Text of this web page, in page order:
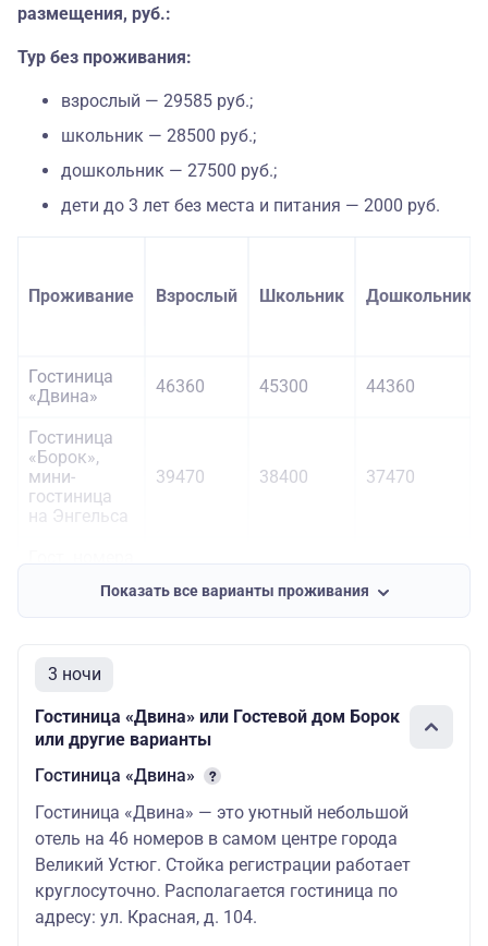
размещения, руб.:
Тур без проживания:
взрослый — 29585 руб.;
школьник — 28500 руб.;
дошкольник — 27500 руб.;
дети до 3 лет без места и питания — 2000 руб.
Проживание Взрослый Школьник Дошкольник
Гостиница
«Двина»
46360 45300 44360
Гостиница
«Борок»,
мини-
гостиница
на Энгельса
39470 38400 37470
удобствамиПоказать все варианты проживания
3 ночи
Гостиница «Двина» или Гостевой дом Борок
или другие варианты
Гостиница «Двина»
Гостиница «Двина» — это уютный небольшой
отель на 46 номеров в самом центре города
Великий Устюг. Стойка регистрации работает
круглосуточно. Располагается гостиница по
адресу: ул. Красная, д. 104.